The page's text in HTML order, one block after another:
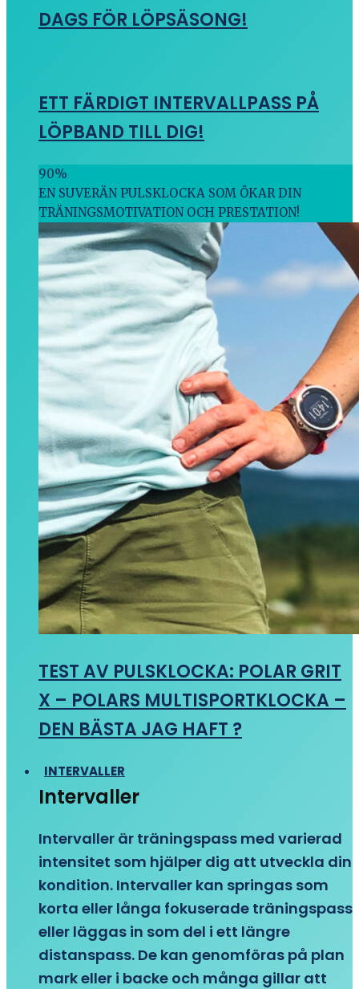
DAGS FÖR LÖPSÄSONG!
ETT FÄRDIGT INTERVALLPASS PÅ
LÖPBAND TILL DIG!
90%
EN SUVERÄN PULSKLOCKA SOM ÖKAR DIN
TRÄNINGSMOTIVATION OCH PRESTATION!
TEST AV PULSKLOCKA: POLAR GRIT
X – POLARS MULTISPORTKLOCKA –
DEN BÄSTA JAG HAFT ?
INTERVALLER
Intervaller
Intervaller är träningspass med varierad
intensitet som hjälper dig att utveckla din
kondition. Intervaller kan springas som
korta eller långa fokuserade träningspass
eller läggas in som del i ett längre
distanspass. De kan genomföras på plan
mark eller i backe och många gillar att